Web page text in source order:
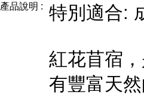
產品說明 : 特別適合:
紅花苜宿
有豐富天